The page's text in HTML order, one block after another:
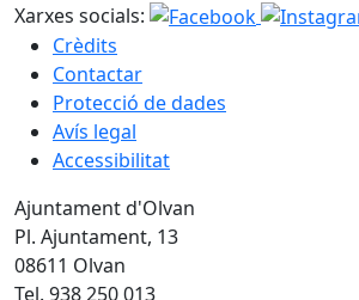
Xarxes socials:
Crèdits
Contactar
Protecció de dades
Avís legal
Accessibilitat
Ajuntament d'Olvan
Pl. Ajuntament, 13
08611 Olvan
Tel. 938 250 013